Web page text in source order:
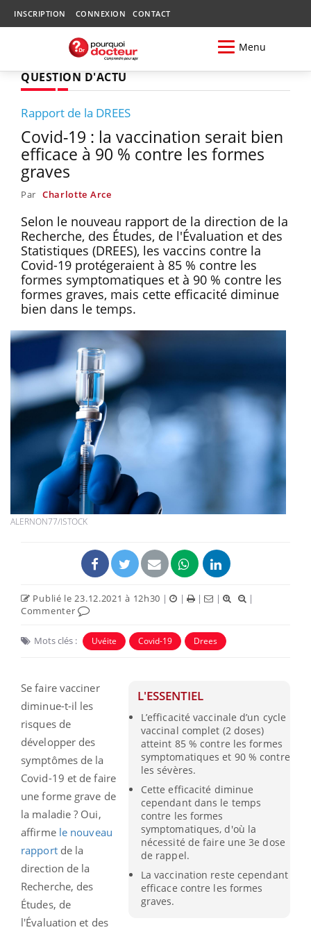
INSCRIPTION CONNEXION CONTACT
Menu
QUESTION D'ACTU
Rapport de la DREES
Covid-19 : la vaccination serait bien
efficace à 90 % contre les formes
graves
Par Charlotte Arce
Selon le nouveau rapport de la direction de la
Recherche, des Études, de l'Évaluation et des
Statistiques (DREES), les vaccins contre la
Covid-19 protégeraient à 85 % contre les
formes symptomatiques et à 90 % contre les
formes graves, mais cette efficacité diminue
bien dans le temps.
ALERNON77/ISTOCK
Publié le 23.12.2021 à 12h30 | | | |
|
Commenter
Mots clés : Uvéite Covid-19 Drees
L'ESSENTIEL
L’efficacité vaccinale d’un cycle
vaccinal complet (2 doses)
atteint 85 % contre les formes
symptomatiques et 90 % contre
les sévères.
Cette efficacité diminue
cependant dans le temps
contre les formes
symptomatiques, d'où la
nécessité de faire une 3e dose
de rappel.
La vaccination reste cependant
efficace contre les formes
graves.
Se faire vacciner
diminue-t-il les
risques de
développer des
symptômes de la
Covid-19 et de faire
une forme grave de
la maladie ? Oui,
affirme le nouveau
rapportde la
direction de la
Recherche, des
Études, de
l'Évaluation et des